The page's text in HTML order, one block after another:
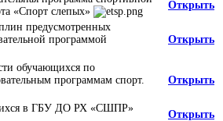
«Спорт слепых»
Открыть
предусмотренных
программой
Открыть
обучающихся по
программам спорт.
Открыть
в ГБУ ДО РХ «СШПР»
Открыть